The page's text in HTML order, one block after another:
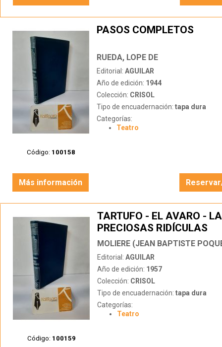
Código: 100158
PASOS COMPLETOS
RUEDA, LOPE DE
Editorial: AGUILAR
Año de edición: 1944
Colección: CRISOL
Tipo de encuadernación: tapa dura
Categorías:
Teatro
Más información
Código: 100159
TARTUFO - EL AVARO -
PRECIOSAS RIDÍCULAS
MOLIERE (JEAN BAPTISTE
Editorial: AGUILAR
Año de edición: 1957
Colección: CRISOL
Tipo de encuadernación: tapa dura
Categorías:
Teatro